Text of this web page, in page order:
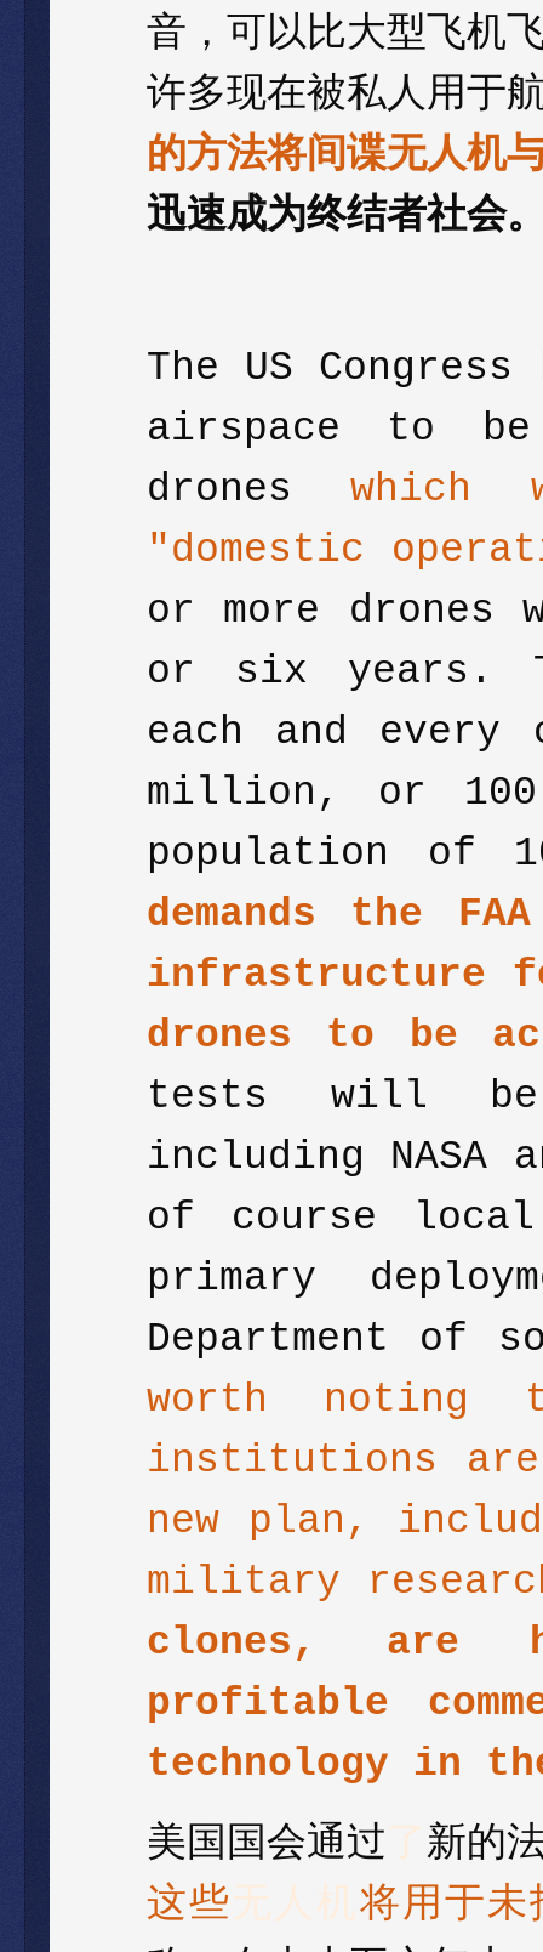
音，可以比大型飞机
许多现在被私人用于
的方法将间谍无人机
迅速成为终结者社会
The US
airspace to
droneswhich
"domestic
or more
or six years.
each and
million, or
population of
demands the
infrastructure
drones to be
tests will be
including NASA
of course
primary
Department of
worth noting
institutions
new plan,
military
clones, are
profitable
technology in
美国国会通过了 新的
这些无人机将用于未